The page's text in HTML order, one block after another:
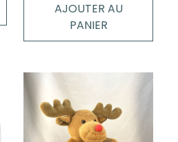
AJOUTER AU
PANIER